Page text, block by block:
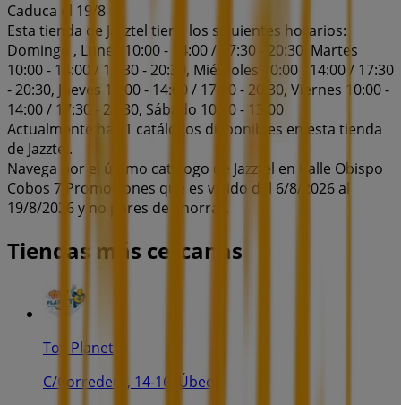
Caduca el 19/8
Esta tienda de Jazztel tiene los siguientes horarios:
Domingo , Lunes 10:00 - 14:00 / 17:30 - 20:30, Martes
10:00 - 14:00 / 17:30 - 20:30, Miércoles 10:00 - 14:00 / 17:30
- 20:30, Jueves 10:00 - 14:00 / 17:30 - 20:30, Viernes 10:00 -
14:00 / 17:30 - 20:30, Sábado 10:00 - 13:00
Actualmente hay 1 catálogos disponibles en esta tienda
de Jazztel.
Navega por el último catálogo de Jazztel en Calle Obispo
Cobos 7 Promociones que es válido del 6/8/2026 al
19/8/2026 y no pares de ahorrar.
Tiendas más cercanas
Toy Planet
C/Corredera, 14-16, Úbeda